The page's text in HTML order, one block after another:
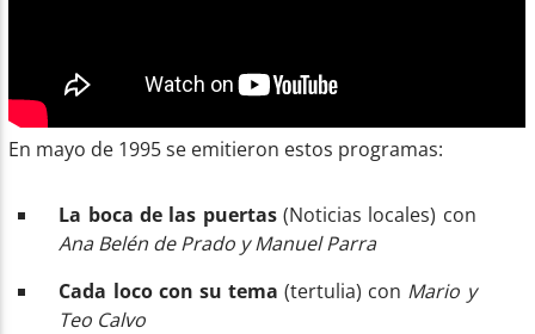
En mayo de 1995 se emitieron estos programas:
La boca de las puertas(Noticias locales) con
Ana Belén de Prado y Manuel Parra
Cada loco con su tema (tertulia) con Mario y
Teo Calvo